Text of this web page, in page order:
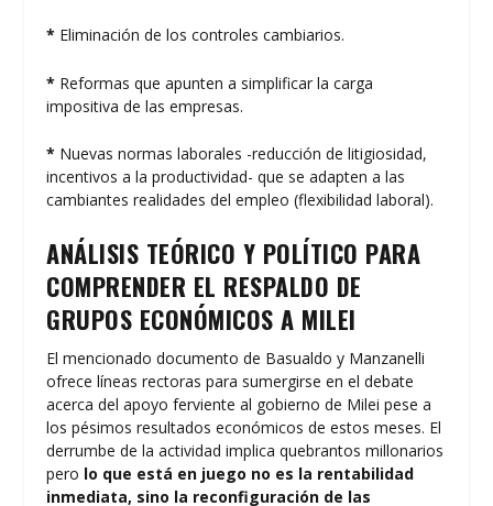
* Eliminación de los controles cambiarios.
* Reformas que apunten a simplificar la carga
impositiva de las empresas.
* Nuevas normas laborales -reducción de litigiosidad,
incentivos a la productividad- que se adapten a las
cambiantes realidades del empleo (flexibilidad laboral).
ANÁLISIS TEÓRICO Y POLÍTICO PARA
COMPRENDER EL RESPALDO DE
GRUPOS ECONÓMICOS A MILEI
El mencionado documento de Basualdo y Manzanelli
ofrece líneas rectoras para sumergirse en el debate
acerca del apoyo ferviente al gobierno de Milei pese a
los pésimos resultados económicos de estos meses. El
derrumbe de la actividad implica quebrantos millonarios
pero lo que está en juego no es la rentabilidad
inmediata, sino la reconfiguración de las